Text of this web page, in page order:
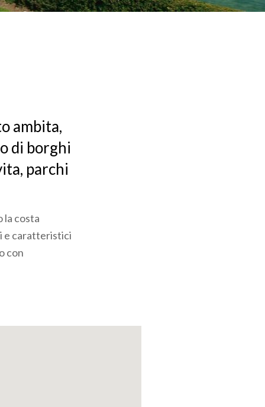
ambita,
di borghi
parchi
la costa
e caratteristici
con